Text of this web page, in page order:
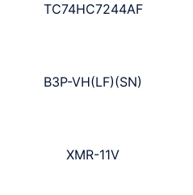
TC74HC7244AF
B3P-VH(LF)(SN)
XMR-11V